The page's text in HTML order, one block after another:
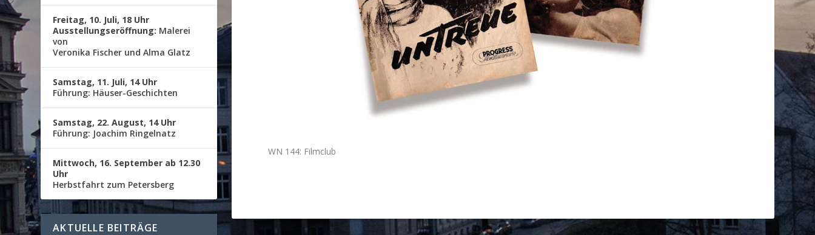
WN 144: Filmclub
Freitag, 10. Juli, 18 Uhr
Ausstellungseröffnung: Malerei
von
Veronika Fischer und Alma Glatz
Samstag, 11. Juli, 14 Uhr
Führung: Häuser-Geschichten
Samstag, 22. August, 14 Uhr
Führung: Joachim Ringelnatz
Mittwoch, 16. September ab 12.30
Uhr
Herbstfahrt zum Petersberg
AKTUELLE BEITRÄGE